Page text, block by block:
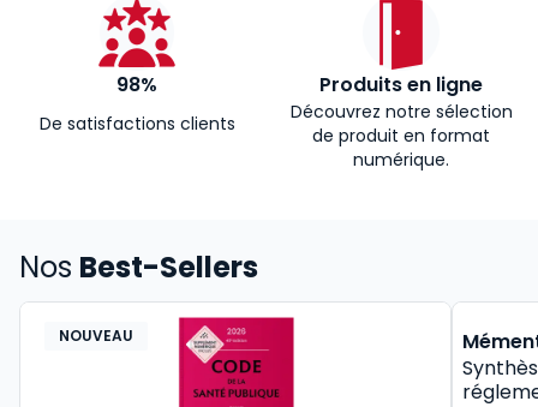
98%
De satisfactions clients
Produits en ligne
Découvrez notre sélection
de produit en format
numérique.
Nos Best-Sellers
NOUVEAU BEST-